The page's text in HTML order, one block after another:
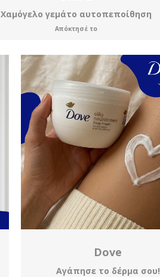
Χαμόγελο γεμάτο αυτοπεποίθηση
Απόκτησέ το
Dove
Αγάπησε το δέρμα σου!